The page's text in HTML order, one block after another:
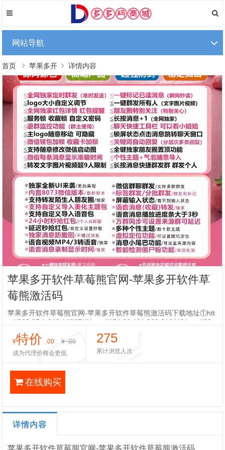
网站导航
首页 苹果多开 详情内容
苹果多开软件草莓熊官网-苹果多开软件草
莓熊激活码
苹果多开软件草莓熊官网-苹果多开软件草莓熊激活码下载地址①htt
p://202.95.1.218:14897/②http://154.36.161.228:8124/③http://20
¥特价 .00 ¥ .00
成为代理价格会更低
275
累计浏览人次
在线购买
详情内容
苹果多开软件草莓熊官网-苹果多开软件草莓熊激活码